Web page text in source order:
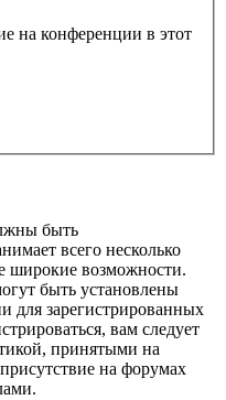
на конференции в этот
быть
всего несколько
широкие возможности.
быть установлены
для зарегистрированных
вам следует
принятыми на
на форумах